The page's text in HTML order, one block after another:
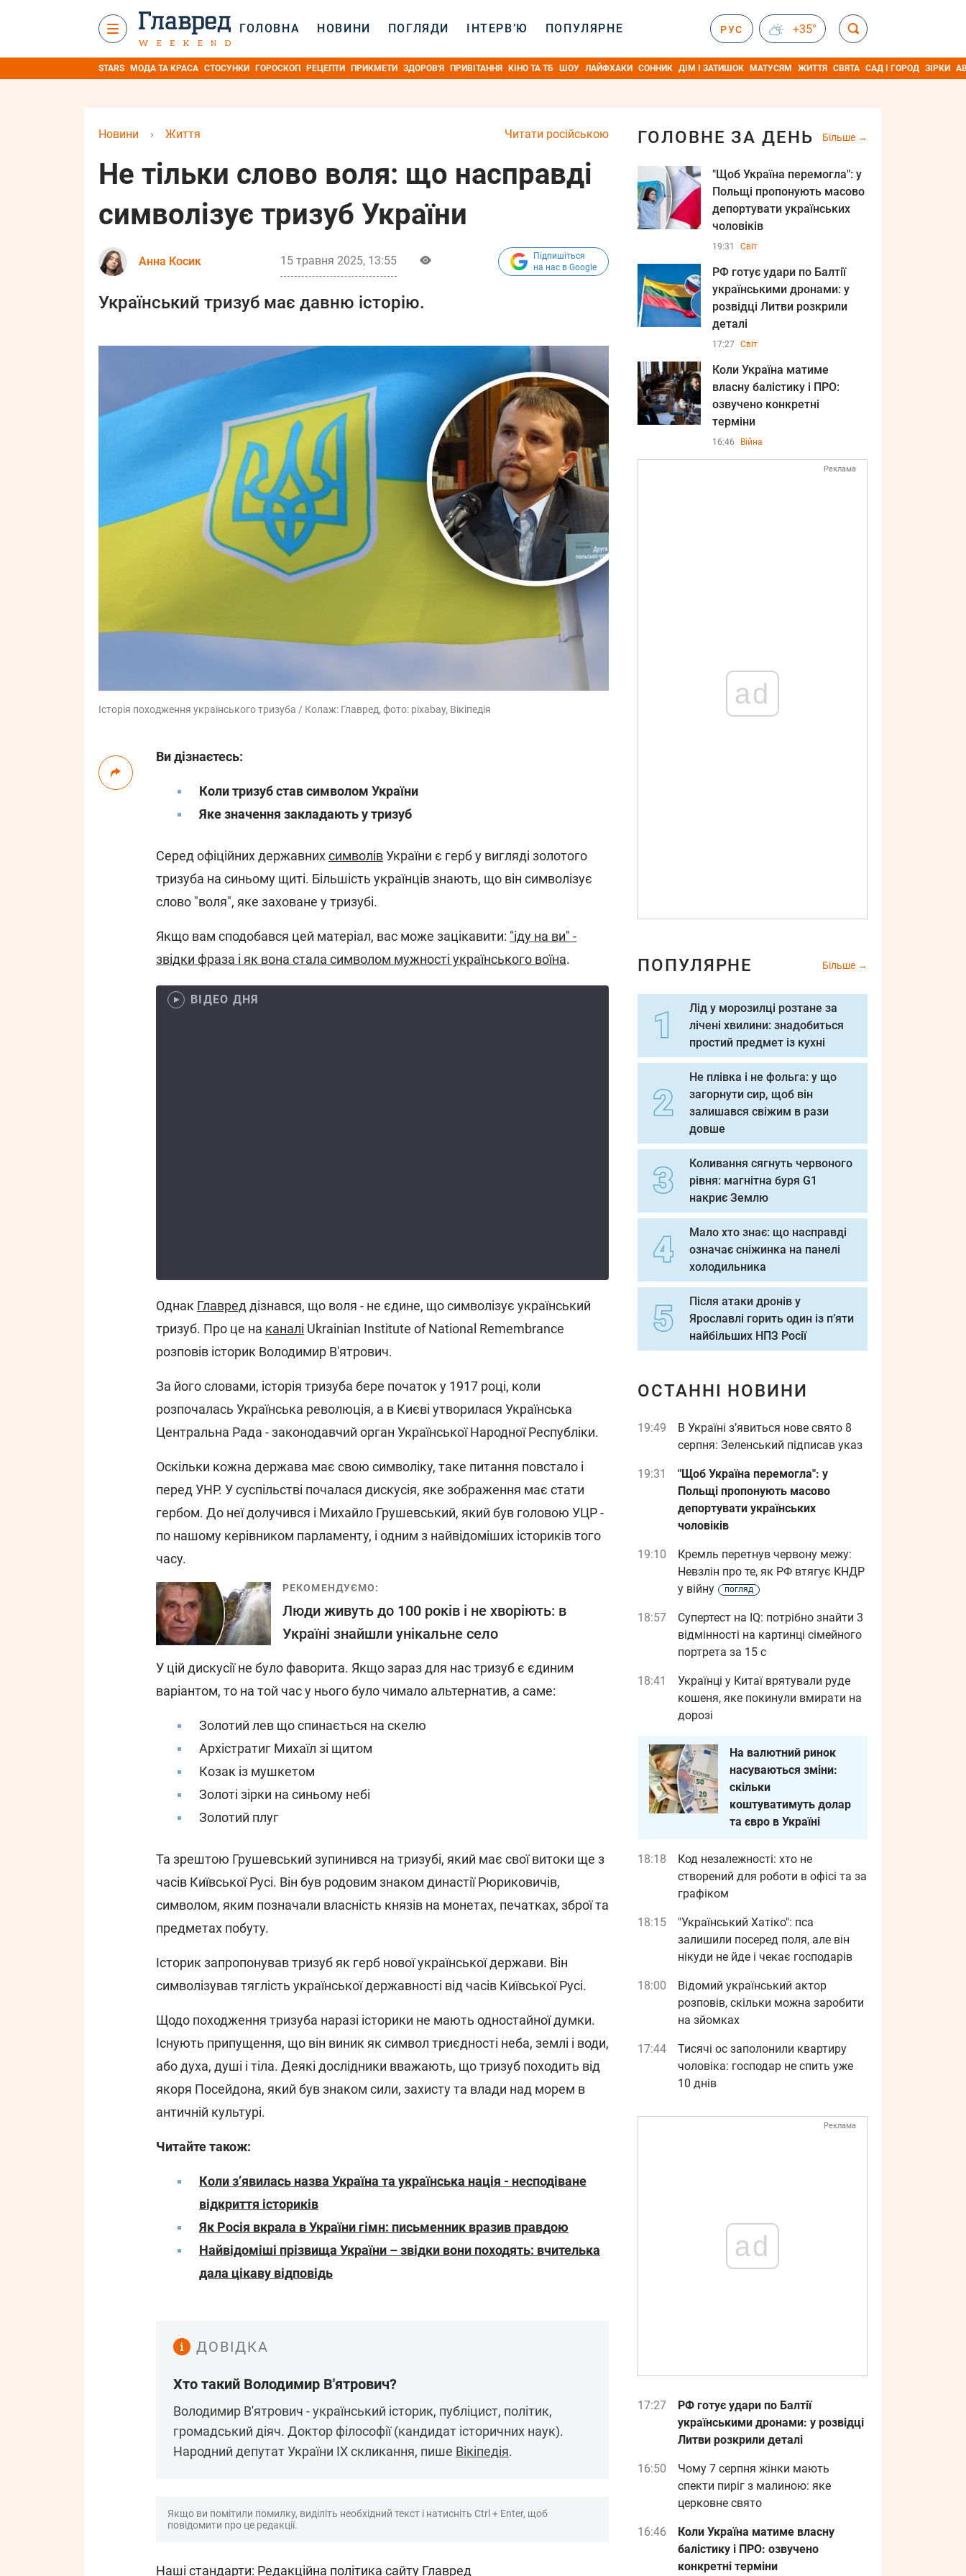
ГОЛОВНА НОВИНИ ПОГЛЯДИ ІНТЕРВ’Ю ПОПУЛЯРНЕ РУС +35°
STARS МОДА ТА КРАСА СТОСУНКИ ГОРОСКОП РЕЦЕПТИ ПРИКМЕТИ ЗДОРОВ'Я ПРИВІТАННЯ КІНО ТА ТБ ШОУ ЛАЙФХАКИ СОННИК ДІМ І ЗАТИШОК МАТУСЯМ ЖИТТЯ СВЯТА САД І ГОРОД ЗІРКИ
Читати російською
Новини › Життя
Не тільки слово воля: що насправді
символізує тризуб України
Анна Косик 15 травня 2025, 13:55
Підпишіться
на нас в Google
Український тризуб має давню історію.
Історія походження українського тризуба / Колаж: Главред, фото: pixabay, Вікіпедія
Ви дізнаєтесь:
Коли тризуб став символом України
Яке значення закладають у тризуб
Серед офіційних державнихсимволівУкраїни є герб у вигляді золотого
тризуба на синьому щиті. Більшість українців знають, що він символізує
слово "воля", яке заховане у тризубі.
Якщо вам сподобався цей матеріал, вас може зацікавити: "іду на ви" -
звідки фраза і як вона стала символом мужності українського воїна.
ВІДЕО ДНЯ
Однак Главред дізнався, що воля - не єдине, що символізує український
тризуб. Про це на каналі Ukrainian Institute of National Remembrance
розповів історик Володимир В'ятрович.
За його словами, історія тризуба бере початок у 1917 році, коли
розпочалась Українська революція, а в Києві утворилася Українська
Центральна Рада - законодавчий орган Української Народної Республіки.
Оскільки кожна держава має свою символіку, таке питання повстало і
перед УНР. У суспільстві почалася дискусія, яке зображення має стати
гербом. До неї долучився і Михайло Грушевський, який був головою УЦР -
по нашому керівником парламенту, і одним з найвідоміших істориків того
часу.
РЕКОМЕНДУЄМО:
Люди живуть до 100 років і не хворіють: в
Україні знайшли унікальне село
У цій дискусії не було фаворита. Якщо зараз для нас тризуб є єдиним
варіантом, то на той час у нього було чимало альтернатив, а саме:
Золотий лев що спинається на скелю
Архістратиг Михаїл зі щитом
Козак із мушкетом
Золоті зірки на синьому небі
Золотий плуг
Та зрештою Грушевський зупинився на тризубі, який має свої витоки ще з
часів Київської Русі. Він був родовим знаком династії Рюриковичів,
символом, яким позначали власність князів на монетах, печатках, зброї та
предметах побуту.
Історик запропонував тризуб як герб нової української держави. Він
символізував тяглість української державності від часів Київської Русі.
Щодо походження тризуба наразі історики не мають одностайної думки.
Існують припущення, що він виник як символ триєдності неба, землі і води,
або духа, душі і тіла. Деякі дослідники вважають, що тризуб походить від
якоря Посейдона, який був знаком сили, захисту та влади над морем в
античній культурі.
Читайте також:
Коли зʼявилась назва Україна та українська нація - несподіване
відкриття істориків
Як Росія вкрала в України гімн: письменник вразив правдою
Найвідоміші прізвища України – звідки вони походять: вчителька
дала цікаву відповідь
ДОВІДКА
Хто такий Володимир В'ятрович?
Володимир В'ятрович - український історик, публіцист, політик,
громадський діяч. Доктор філософії (кандидат історичних наук).
Народний депутат України IX скликання, пише Вікіпедія.
Якщо ви помітили помилку, виділіть необхідний текст і натисніть Ctrl + Enter, щоб
повідомити про це редакції.
Наші стандарти: Редакційна політика сайту Главред
ГОЛОВНЕ ЗА ДЕНЬ Більше
"Щоб Україна перемогла": у
Польщі пропонують масово
депортувати українських
чоловіків
19:31 Світ
РФ готує удари по Балтії
українськими дронами: у
розвідці Литви розкрили
деталі
17:27 Світ
Коли Україна матиме
власну балістику і ПРО:
озвучено конкретні
терміни
16:46 Війна
Реклама
ad
ПОПУЛЯРНЕ Більше
Лід у морозилці розтане за
лічені хвилини: знадобиться
простий предмет із кухні
Не плівка і не фольга: у що
загорнути сир, щоб він
залишався свіжим в рази
довше
Коливання сягнуть червоного
рівня: магнітна буря G1
накриє Землю
Мало хто знає: що насправді
означає сніжинка на панелі
холодильника
Після атаки дронів у
Ярославлі горить один із п’яти
найбільших НПЗ Росії
ОСТАННІ НОВИНИ
19:49
В Україні з’явиться нове свято 8
серпня: Зеленський підписав указ
19:31
"Щоб Україна перемогла": у
Польщі пропонують масово
депортувати українських
чоловіків
19:10
Кремль перетнув червону межу:
Невзлін про те, як РФ втягує КНДР
у війну
погляд
18:57
Супертест на IQ: потрібно знайти 3
відмінності на картинці сімейного
портрета за 15 с
18:41
Українці у Китаї врятували руде
кошеня, яке покинули вмирати на
дорозі
На валютний ринок
насуваються зміни:
скільки
коштуватимуть долар
та євро в Україні
18:18
Код незалежності: хто не
створений для роботи в офісі та за
графіком
18:15
"Український Хатіко": пса
залишили посеред поля, але він
нікуди не йде і чекає господарів
18:00
Відомий український актор
розповів, скільки можна заробити
на зйомках
17:44
Тисячі ос заполонили квартиру
чоловіка: господар не спить уже
10 днів
Реклама
ad
17:27
РФ готує удари по Балтії
українськими дронами: у розвідці
Литви розкрили деталі
16:50
Чому 7 серпня жінки мають
спекти пиріг з малиною: яке
церковне свято
16:46
Коли Україна матиме власну
балістику і ПРО: озвучено
конкретні терміни